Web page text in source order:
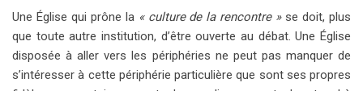
Une Église qui prône la « culture de la rencontre »se doit, plus
que toute autre institution, d’être ouverte au débat. Une Église
disposée à aller vers les périphéries ne peut pas manquer de
s’intéresser à cette périphérie particulière que sont ses propres